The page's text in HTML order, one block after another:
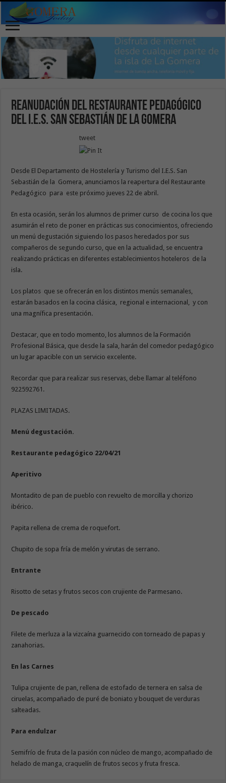
Reanudación del Restaurante pedagógico
del I.E.S. San Sebastián de la Gomera
tweet
Desde El Departamento de Hostelería y Turismo del I.E.S. San
Sebastián de la Gomera, anunciamos la reapertura del Restaurante
Pedagógico para este próximo jueves 22 de abril.
En esta ocasión, serán los alumnos de primer curso de cocina los que
asumirán el reto de poner en prácticas sus conocimientos, ofreciendo
un menú degustación siguiendo los pasos heredados por sus
compañeros de segundo curso, que en la actualidad, se encuentra
realizando prácticas en diferentes establecimientos hoteleros de la
isla.
Los platos que se ofrecerán en los distintos menús semanales,
estarán basados en la cocina clásica, regional e internacional, y con
una magnífica presentación.
Destacar, que en todo momento, los alumnos de la Formación
Profesional Básica, que desde la sala, harán del comedor pedagógico
un lugar apacible con un servicio excelente.
Recordar que para realizar sus reservas, debe llamar al teléfono
922592761.
PLAZAS LIMITADAS.
Menú degustación.
Restaurante pedagógico 22/04/21
Aperitivo
Montadito de pan de pueblo con revuelto de morcilla y chorizo
ibérico.
Papita rellena de crema de roquefort.
Chupito de sopa fría de melón y virutas de serrano.
Entrante
Risotto de setas y frutos secos con crujiente de Parmesano.
De pescado
Filete de merluza a la vizcaína guarnecido con torneado de papas y
zanahorias.
En las Carnes
Tulipa crujiente de pan, rellena de estofado de ternera en salsa de
ciruelas, acompañado de puré de boniato y bouquet de verduras
salteadas.
Para endulzar
Semifrío de fruta de la pasión con núcleo de mango, acompañado de
helado de manga, craquelín de frutos secos y fruta fresca.